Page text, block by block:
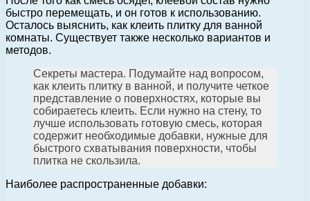
быстро перемещать, и он готов к использованию.
Осталось выяснить, как клеить плитку для ванной
комнаты. Существует также несколько вариантов и
методов.
Секреты мастера. Подумайте над вопросом,
как клеить плитку в ванной, и получите четкое
представление о поверхностях, которые вы
собираетесь клеить. Если нужно на стену, то
лучше использовать готовую смесь, которая
содержит необходимые добавки, нужные для
быстрого схватывания поверхности, чтобы
плитка не скользила.
Наиболее распространенные добавки: